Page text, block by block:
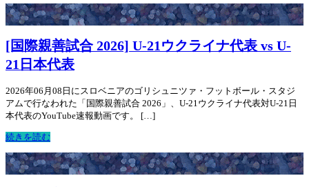
[国際親善試合 2026] U-21ウクライナ代表 vs U-
21日本代表
2026年06月08日にスロベニアのゴリシュニツァ・フットボール・スタジ
アムで行なわれた「国際親善試合 2026」、U-21ウクライナ代表対U-21日
本代表のYouTube速報動画です。 […]
続きを読む